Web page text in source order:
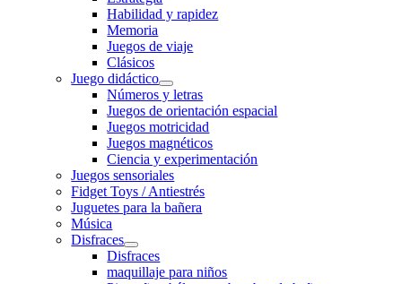
Habilidad y rapidez
Memoria
Juegos de viaje
Clásicos
Juego didáctico
Números y letras
Juegos de orientación espacial
Juegos motricidad
Juegos magnéticos
Ciencia y experimentación
Juegos sensoriales
Fidget Toys / Antiestrés
Juguetes para la bañera
Música
Disfraces
Disfraces
maquillaje para niños